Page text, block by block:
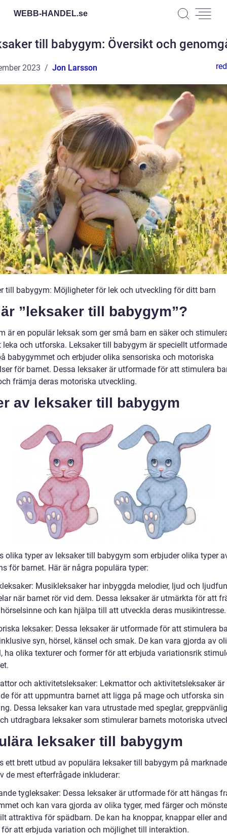
WEBB-HANDEL.se
till babygym: Översikt och
2023 Jon Larsson
till babygym: Möjligheter för lek och utveckling för ditt barn
”leksaker till babygym”?
är en populär leksak som ger små barn en säker och
leka och utforska. Leksaker till babygym är speciellt
babygymmet och erbjuder olika sensoriska och motoriska
för barnet. Dessa leksaker är utformade för att stimulera
främja deras motoriska utveckling.
av leksaker till babygym
olika typer av leksaker till babygym som erbjuder olika typer
för barnet. Här är några populära typer:
Musikleksaker har inbyggda melodier, ljud och
när barnet rör vid dem. Dessa leksaker är utmärkta för att
och kan hjälpa till att utveckla deras musikintresse.
leksaker: Dessa leksaker är utformade för att stimulera
syn, hörsel, känsel och smak. De kan vara gjorda av
ha olika texturer och former för att erbjuda variationsrik
och aktivitetsleksaker: Lekmattor och aktivitetsleksaker är
för att uppmuntra barnet att ligga på mage och utforska sin
Dessa leksaker kan vara utrustade med speglar,
utdragbara leksaker som stimulerar barnets motoriska
leksaker till babygym
ett brett utbud av populära leksaker till babygym på
de mest efterfrågade inkluderar:
tygleksaker: Dessa leksaker är utformade för att hängas
och kan vara gjorda av olika tyger, med färger och
attraktiva för spädbarn. De kan ha knoppar, knappar eller
att erbjuda variation och möjlighet till interaktion.